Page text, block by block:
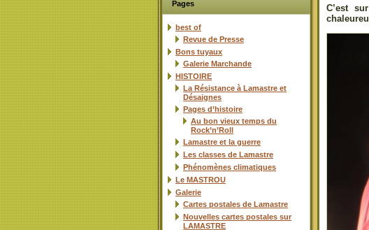
Pages
best of
Revue de Presse
Bons tuyaux
Galerie Marchande
HISTOIRE
La Résistance à Lamastre et
Désaignes
Pages d’histoire
Au bon vieux temps du
Rock’n’Roll
Lamastre et la guerre
Les classes de Lamastre
Phénomènes climatiques
Le MASTROU
Galerie
Cartes postales de Lamastre
Nouvelles cartes postales sur
LAMASTRE
C’est